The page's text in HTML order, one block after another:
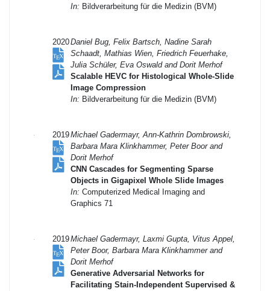
In: Bildverarbeitung für die Medizin (BVM)
2020Daniel Bug, Felix Bartsch, Nadine Sarah
Schaadt, Mathias Wien, Friedrich Feuerhake,
Julia Schüler, Eva Oswald and Dorit Merhof
Scalable HEVC for Histological Whole-Slide
Image Compression
In: Bildverarbeitung für die Medizin (BVM)
2019Michael Gadermayr, Ann-Kathrin Dombrowski,
Barbara Mara Klinkhammer, Peter Boor and
Dorit Merhof
CNN Cascades for Segmenting Sparse
Objects in Gigapixel Whole Slide Images
In: Computerized Medical Imaging and
Graphics 71
2019Michael Gadermayr, Laxmi Gupta, Vitus Appel,
Peter Boor, Barbara Mara Klinkhammer and
Dorit Merhof
Generative Adversarial Networks for
Facilitating Stain-Independent Supervised &